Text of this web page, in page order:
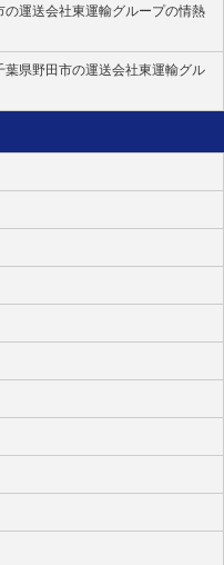
の運送会社東運輸グループの情熱
葉県野田市の運送会社東運輸グル